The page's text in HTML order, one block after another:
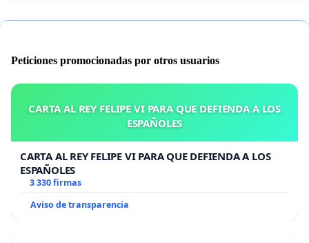
Peticiones promocionadas por otros usuarios
CARTA AL REY FELIPE VI PARA QUE DEFIENDA A LOS
ESPAÑOLES
CARTA AL REY FELIPE VI PARA QUE DEFIENDA A LOS
ESPAÑOLES
3 330 firmas
Aviso de transparencia